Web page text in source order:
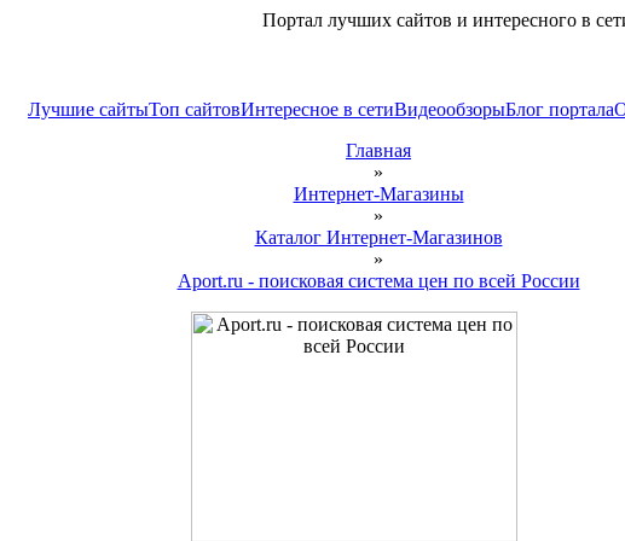
Портал лучших сайтов и интересного в
Лучшие сайтыТоп сайтовИнтересное в сетиВидеообзорыБлог портала
Главная
»
Интернет-Магазины
»
Каталог Интернет-Магазинов
»
Aport.ru - поисковая система цен по всей России